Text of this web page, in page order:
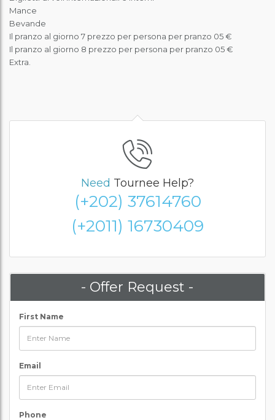
Mance
Bevande
Il pranzo al giorno 7 prezzo per persona per pranzo 05 €
Il pranzo al giorno 8 prezzo per persona per pranzo 05 €
Extra.
Need Tournee Help?
(+202) 37614760
(+2011) 16730409
- Offer Request -
First Name
Email
Phone